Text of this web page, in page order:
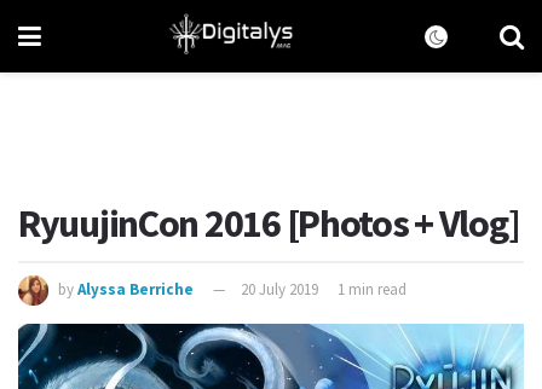
RyuujinCon 2016 [Photos + Vlog]
byAlyssa Berriche 20 July 2019 1 min read